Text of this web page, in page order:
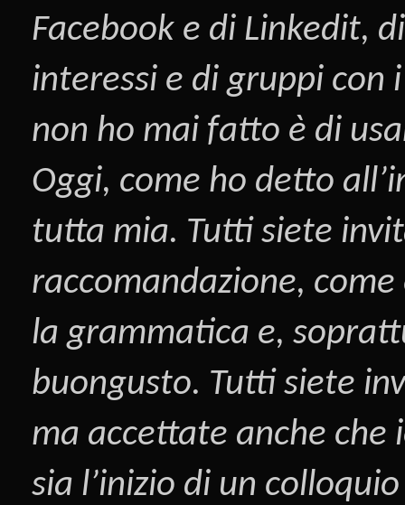
Facebook e di Linkedit,
interessi e di gruppi con
non ho mai fatto è di
Oggi, come ho detto
tutta mia. Tutti siete
raccomandazione,
la grammatica e,
buongusto. Tutti siete
ma accettate anche che
sia l’inizio di un